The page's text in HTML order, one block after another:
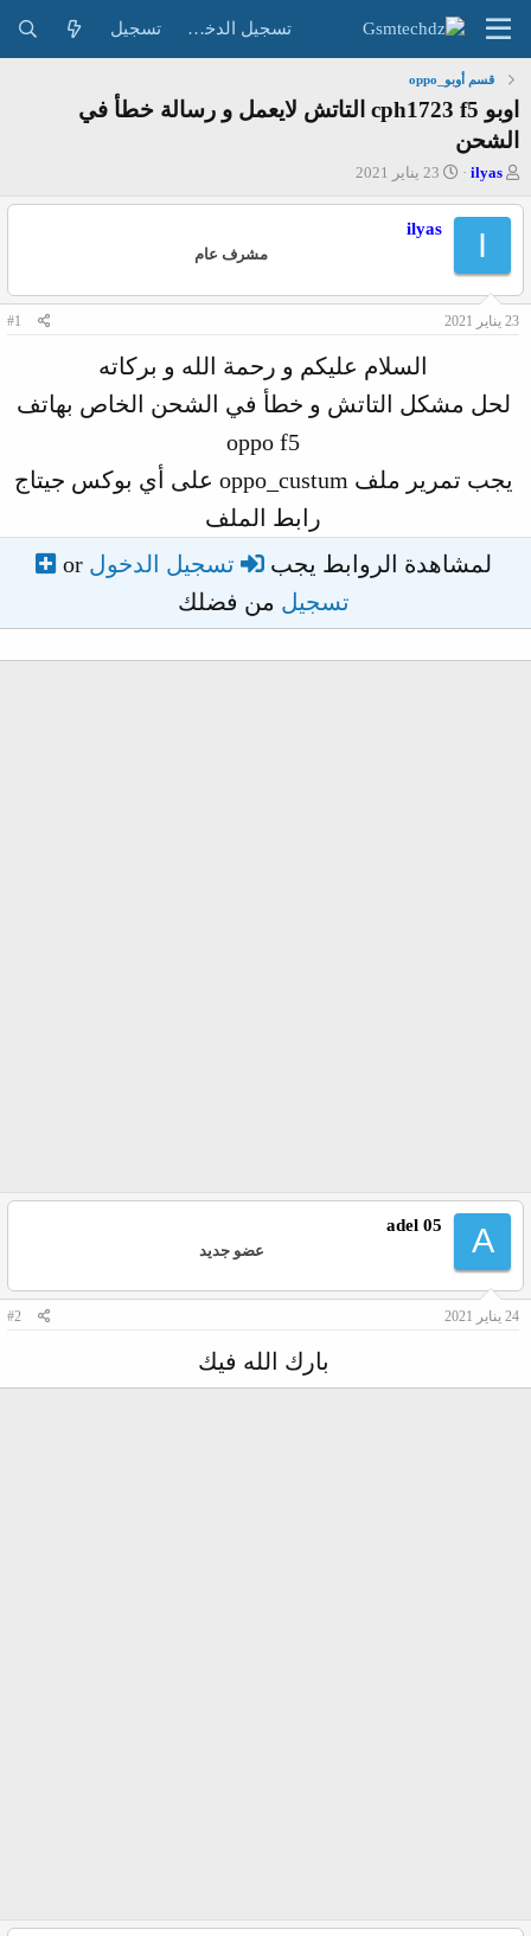
تسجيل الدخول تسجيل
قسم أوبو_oppo
اوبو cph1723 f5 التاتش لايعمل و رسالة خطأ في
الشحن
ب
د
ل
م
و
ilyas
ت
ي
ل
ب
23 يناير 2021
I
ilyas
مشرف عام
23 يناير 2021 #1
السلام عليكم و رحمة الله و بركاته
لحل مشكل التاتش و خطأ في الشحن الخاص بهاتف
oppo f5
يجب تمرير ملف oppo_custum على أي بوكس جيتاج
رابط الملف
لمشاهدة الروابط يجب
تسجيل الدخول or
تسجيل من فضلك
A
adel 05
عضو جديد
24 يناير 2021 #2
بارك الله فيك